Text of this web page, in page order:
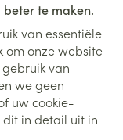
te maken.
van essentiële
om onze website
van
we geen
uw cookie-
dit in detail uit in
licht
vonken, open
van
niet in het
aangezien dit